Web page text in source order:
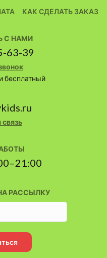
КАК СДЕЛАТЬ ЗАКАЗ
РАССЫЛКУ
С НАМИ
63-39
бесплатный